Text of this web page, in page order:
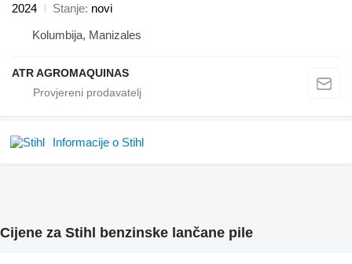
2024
Stanje novi
Kolumbija, Manizales
ATR AGROMAQUINAS
Informacije o Stihl
Cijene za Stihl benzinske lančane pile